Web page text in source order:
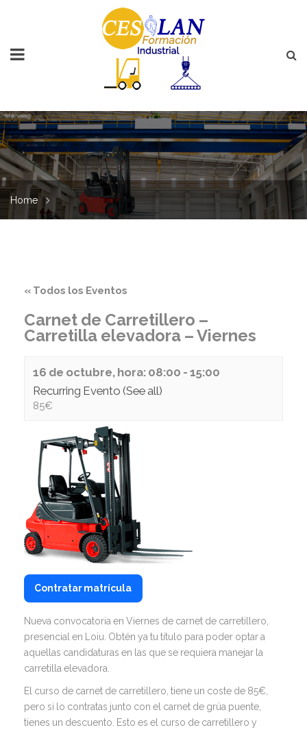
Home
« Todos los Eventos
Carnet de Carretillero –
Carretilla elevadora – Viernes
16 de octubre, hora: 08:00 - 15:00
Recurring Evento (See all)
85€
Contratar matrícula
Nueva convocatoria en Viernes de carnet de carretillero,
presencial en Loiu. Obtén ya tu título para poder optar a
aquellas candidaturas en las que se requiera manejar la
carretilla elevadora.
El curso de carnet de carretillero, tiene un coste de 85€,
pero si lo contratas junto con el carnet de grúa puente,
tienes un descuento. Esto es el curso de carretillero y